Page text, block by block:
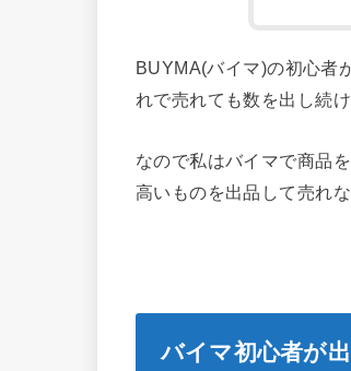
BUYMA(バイマ)の初心者
れで売れても数を出し続
なので私はバイマで商品
高いものを出品して売れ
バイマ初心者が